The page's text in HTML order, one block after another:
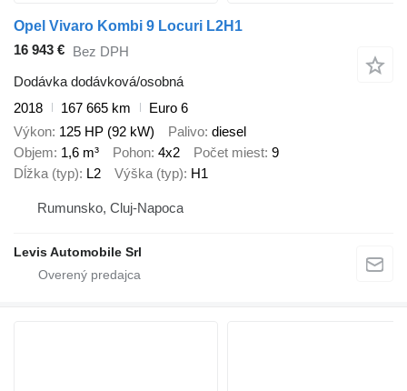
Opel Vivaro Kombi 9 Locuri L2H1
16 943 € Bez DPH
Dodávka dodávková/osobná
2018
167 665 km
Euro 6
Výkon 125 HP (92 kW) Palivo diesel
Objem 1,6 m³ Pohon 4x2 Počet miest 9
Dĺžka (typ) L2 Výška (typ) H1
Rumunsko, Cluj-Napoca
Levis Automobile Srl